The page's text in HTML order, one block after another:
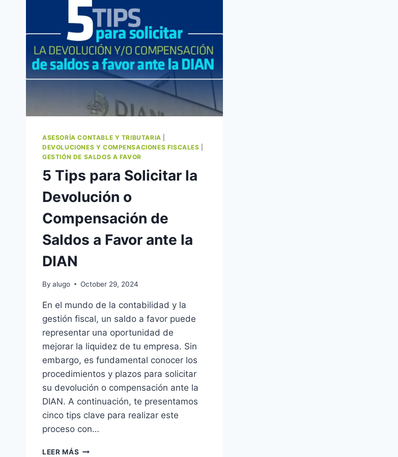
ASESORÍA CONTABLE Y TRIBUTARIA
DEVOLUCIONES Y COMPENSACIONES FISCALES
GESTIÓN DE SALDOS A FAVOR
5 Tips para Solicitar la
Devolución o
Compensación de
Saldos a Favor ante la
DIAN
By alugo October 29, 2024
En el mundo de la contabilidad y la
gestión fiscal, un saldo a favor puede
representar una oportunidad de
mejorar la liquidez de tu empresa. Sin
embargo, es fundamental conocer los
procedimientos y plazos para solicitar
su devolución o compensación ante la
DIAN. A continuación, te presentamos
cinco tips clave para realizar este
proceso con…
LEER MÁS